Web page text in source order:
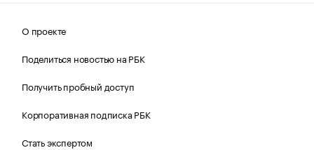
О проекте
Поделиться новостью на РБК
Получить пробный доступ
Корпоративная подписка РБК
Стать экспертом